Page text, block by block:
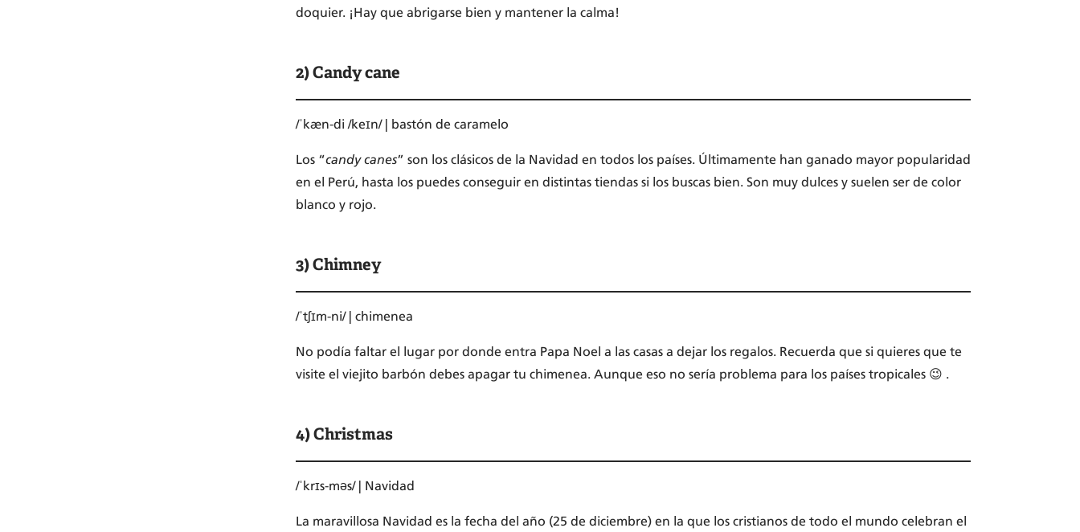
doquier. ¡Hay que abrigarse bien y mantener la calma!
2) Candy cane
/ˈkæn-di /keɪn/ | bastón de caramelo
Los “candy canes” son los clásicos de la Navidad en todos los países. Últimamente han ganado mayor popularidad
en el Perú, hasta los puedes conseguir en distintas tiendas si los buscas bien. Son muy dulces y suelen ser de color
blanco y rojo.
3) Chimney
/ˈtʃɪm-ni/ | chimenea
No podía faltar el lugar por donde entra Papa Noel a las casas a dejar los regalos. Recuerda que si quieres que te
visite el viejito barbón debes apagar tu chimenea. Aunque eso no sería problema para los países tropicales 😉 .
4) Christmas
/ˈkrɪs-məs/ | Navidad
La maravillosa Navidad es la fecha del año (25 de diciembre) en la que los cristianos de todo el mundo celebran el